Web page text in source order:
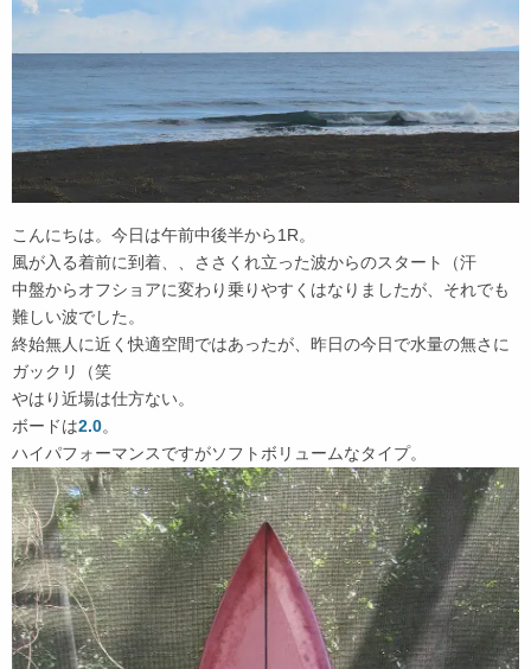
こんにちは。今日は午前中後半から1R。
風が入る着前に到着、、ささくれ立った波からのスタート（汗
中盤からオフショアに変わり乗りやすくはなりましたが、それでも
難しい波でした。
終始無人に近く快適空間ではあったが、昨日の今日で水量の無さに
ガックリ（笑
やはり近場は仕方ない。
ボードは2.0。
ハイパフォーマンスですがソフトボリュームなタイプ。